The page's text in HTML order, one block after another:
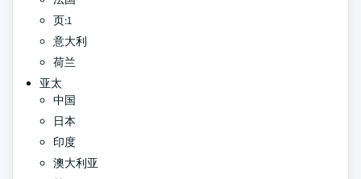
页:1
意大利
荷兰
亚太
中国
日本
印度
澳大利亚